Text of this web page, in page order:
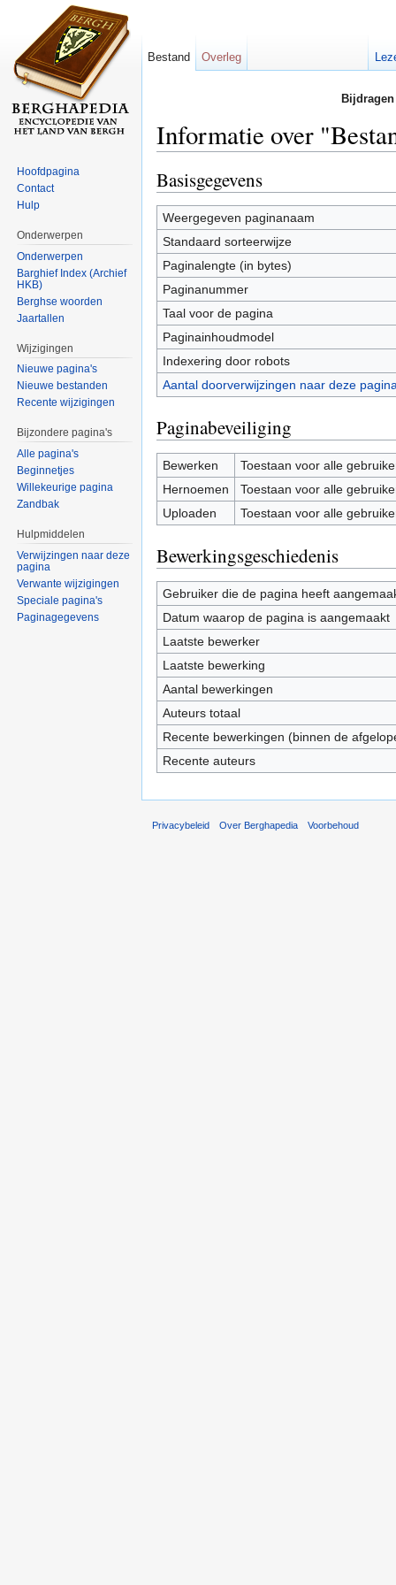
Informatie over
Basisgegevens
Weergegeven paginanaam
Standaard sorteerwijze
Paginalengte (in bytes)
Paginanummer
Taal voor de pagina
Paginainhoudmodel
Indexering door robots
Aantal doorverwijzingen naar deze
Paginabeveiliging
Bewerken
Toestaan voor alle
Hernoemen
Toestaan voor alle
Uploaden
Toestaan voor alle
Bewerkingsgeschiedenis
Gebruiker die de pagina heeft
Datum waarop de pagina is aangemaakt
Laatste bewerker
Laatste bewerking
Aantal bewerkingen
Auteurs totaal
Recente bewerkingen (binnen de
Recente auteurs
Bestand Overleg
Hoofdpagina
Contact
Hulp
Onderwerpen
Onderwerpen
Barghief Index (Archief
HKB)
Berghse woorden
Jaartallen
Wijzigingen
Nieuwe pagina's
Nieuwe bestanden
Recente wijzigingen
Bijzondere pagina's
Alle pagina's
Beginnetjes
Willekeurige pagina
Zandbak
Hulpmiddelen
Verwijzingen naar deze
pagina
Verwante wijzigingen
Speciale pagina's
Paginagegevens
Privacybeleid Over Berghapedia Voorbehoud